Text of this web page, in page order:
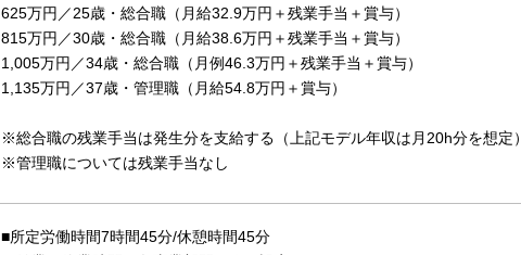
625万円／25歳・総合職（月給32.9万円＋残業手当＋賞与）
815万円／30歳・総合職（月給38.6万円＋残業手当＋賞与）
1,005万円／34歳・総合職（月例46.3万円＋残業手当＋賞与）
1,135万円／37歳・管理職（月給54.8万円＋賞与）
※総合職の残業手当は発生分を支給する（上記モデル年収は月20h分を想定）
※管理職については残業手当なし
■所定労働時間7時間45分/休憩時間45分